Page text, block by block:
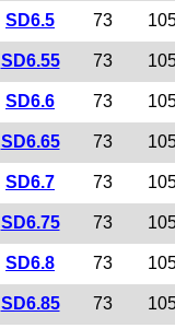
SD6.5 73
SD6.55 73
SD6.6 73
SD6.65 73
SD6.7 73
SD6.75 73
SD6.8 73
SD6.85 73